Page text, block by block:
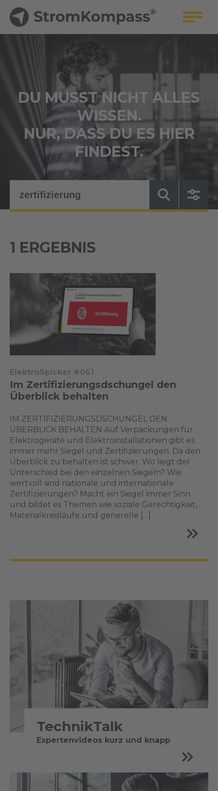
DU MUSST NICHT ALLES
WISSEN.
NUR, DASS DU ES HIER
FINDEST.
1 ERGEBNIS
ElektroSpicker #061
Im Zertifizierungsdschungel den
Überblick behalten
IM ZERTIFIZIERUNGSDSCHUNGEL DEN
ÜBERBLICK BEHALTEN Auf Verpackungen für
Elektrogeräte und Elektroinstallationen gibt es
immer mehr Siegel und Zertifizierungen. Da den
Überblick zu behalten ist schwer. Wo liegt der
Unterschied bei den einzelnen Siegeln? Wie
wertvoll sind nationale und internationale
Zertifizierungen? Macht ein Siegel immer Sinn
und bildet es Themen wie soziale Gerechtigkeit,
Materialkreisläufe und generelle […]
TechnikTalk
Expertenvideos kurz und knapp